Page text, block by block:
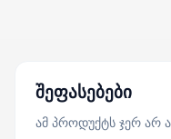
შეფასებები
ამ პროდუქტს ჯერ არ